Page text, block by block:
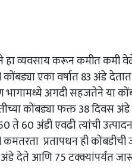
व्यवसाय करून कमीत कमी
एका वर्षात 83 अंडे
भागामध्ये अगदी सहजतेने या
कोंबड्या फक्त 38 दिवस
ते 60 अंडी एवढी त्यांची
प्रतापधन ही
देते आणि 75 टक्क्यांपर्यंत